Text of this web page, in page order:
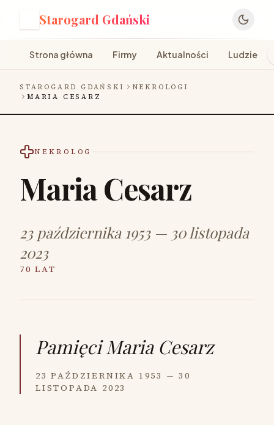
Starogard Gdański
Strona główna Firmy Aktualności Ludzie
STAROGARD GDAŃSKI
NEKROLOGI
MARIA CESARZ
NEKROLOG
Maria Cesarz
23 października 1953 — 30 listopada
2023
70 LAT
Pamięci Maria Cesarz
23 PAŹDZIERNIKA 1953 — 30
LISTOPADA 2023